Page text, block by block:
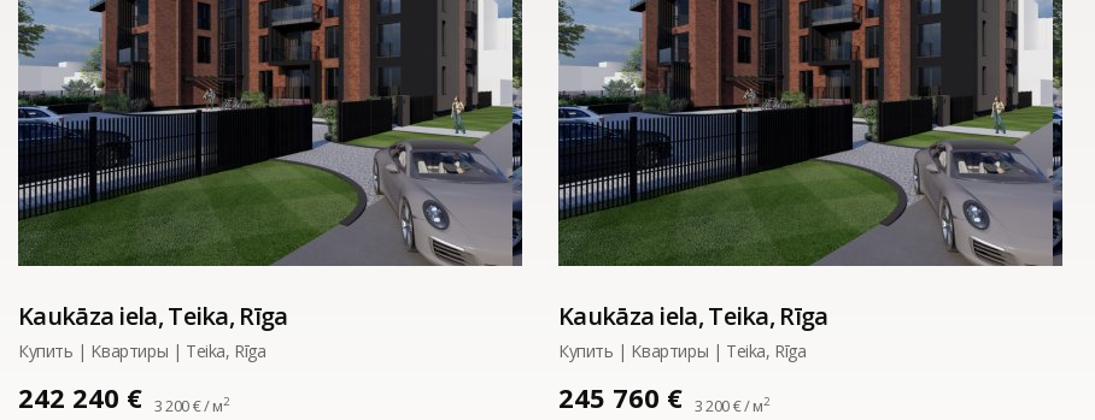
Kaukāza iela, Teika, Rīga
Купить | Kвартиры | Teika, Rīga
242 240 € 3 200 € / м2
Kaukāza iela, Teika, Rīga
Купить | Kвартиры | Teika, Rīga
245 760 € 3 200 € / м2